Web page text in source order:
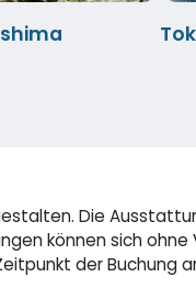
Die
können sich ohne
der Buchung